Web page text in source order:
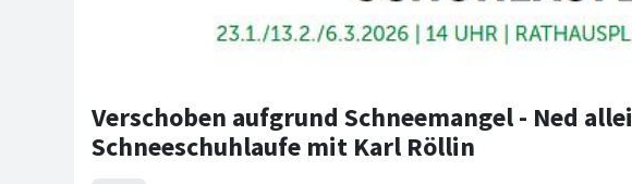
Verschoben aufgrund Schneemangel - Ned allei
Schneeschuhlaufe mit Karl Röllin